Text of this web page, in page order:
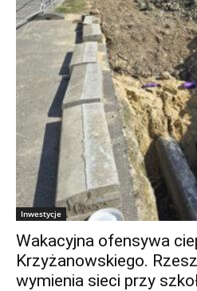
Inwestycje
Wakacyjna ofensywa
Krzyżanowskiego.
wymienia sieci przy